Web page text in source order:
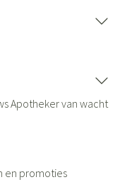
Apotheker van wacht
en promoties